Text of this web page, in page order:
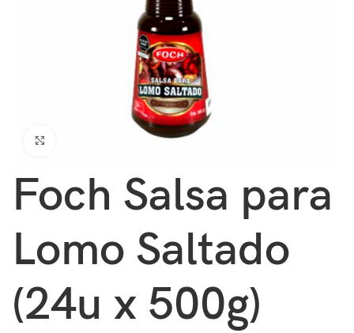
Foch Salsa para
Lomo Saltado
(24u x 500g)